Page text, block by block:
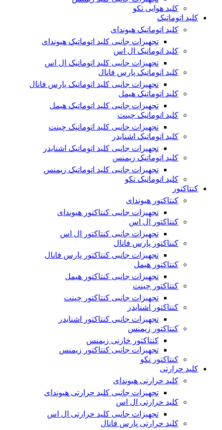
کلید هوایی تکو
کلید اتوماتیک
کلید اتوماتیک هیوندای
تجهیزات جانبی کلید اتوماتیک هیوندای
کلید اتوماتیک ال اس
تجهیزات جانبی کلید اتوماتیک ال اس
کلید اتوماتیک پارس فانال
تجهیزات جانبی کلید اتوماتیک پارس فانال
کلید اتوماتیک هیمل
تجهیزات جانبی کلید اتوماتیک هیمل
کلید اتوماتیک چینت
تجهیزات جانبی کلید اتوماتیک چینت
کلید اتوماتیک اشنایدر
تجهیزات جانبی کلید اتوماتیک اشنایدر
کلید اتوماتیک زیمنس
تجهیزات جانبی کلید اتوماتیک زیمنس
کلید اتوماتیک تکو
کنتاکتور
کنتاکتور هیوندای
تجهیزات جانبی کنتاکتور هیوندای
کنتاکتور ال اس
تجهیزات جانبی کنتاکتور ال اس
کنتاکتور پارس فانال
تجهیزات جانبی کنتاکتور پارس فانال
کنتاکتور هیمل
تجهیزات جانبی کنتاکتور هیمل
کنتاکتور چینت
تجهیزات جانبی کنتاکتور چینت
کنتاکتور اشنایدر
تجهیزات جانبی کنتاکتور اشنایدر
کنتاکتور زیمنس
کنتاکتور خازنی زیمنس
تجهیزات جانبی کنتاکتور زیمنس
کنتاکتور تکو
کلید حرارتی
کلید حرارتی هیوندای
تجهیزات جانبی کلید حرارتی هیوندای
کلید حرارتی ال اس
تجهیزات جانبی کلید حرارتی ال اس
کلید حرارتی پارس فانال